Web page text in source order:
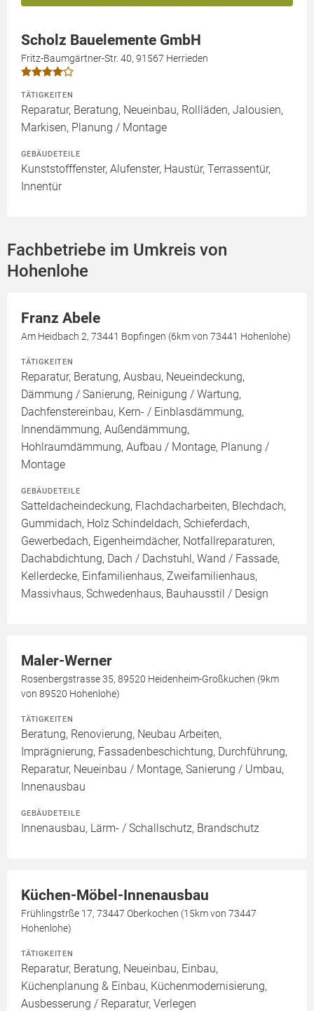
Scholz Bauelemente GmbH
Fritz-Baumgärtner-Str. 40, 91567 Herrieden
TÄTIGKEITEN
Reparatur, Beratung, Neueinbau, Rollläden, Jalousien,
Markisen, Planung / Montage
GEBÄUDETEILE
Kunststofffenster, Alufenster, Haustür, Terrassentür,
Innentür
Fachbetriebe im Umkreis von
Hohenlohe
Franz Abele
Am Heidbach 2, 73441 Bopfingen (6km von 73441 Hohenlohe)
TÄTIGKEITEN
Reparatur, Beratung, Ausbau, Neueindeckung,
Dämmung / Sanierung, Reinigung / Wartung,
Dachfenstereinbau, Kern- / Einblasdämmung,
Innendämmung, Außendämmung,
Hohlraumdämmung, Aufbau / Montage, Planung /
Montage
GEBÄUDETEILE
Satteldacheindeckung, Flachdacharbeiten, Blechdach,
Gummidach, Holz Schindeldach, Schieferdach,
Gewerbedach, Eigenheimdächer, Notfallreparaturen,
Dachabdichtung, Dach / Dachstuhl, Wand / Fassade,
Kellerdecke, Einfamilienhaus, Zweifamilienhaus,
Massivhaus, Schwedenhaus, Bauhausstil / Design
Maler-Werner
Rosenbergstrasse 35, 89520 Heidenheim-Großkuchen (9km
von 89520 Hohenlohe)
TÄTIGKEITEN
Beratung, Renovierung, Neubau Arbeiten,
Imprägnierung, Fassadenbeschichtung, Durchführung,
Reparatur, Neueinbau / Montage, Sanierung / Umbau,
Innenausbau
GEBÄUDETEILE
Innenausbau, Lärm- / Schallschutz, Brandschutz
Küchen-Möbel-Innenausbau
Frühlingstrße 17, 73447 Oberkochen (15km von 73447
Hohenlohe)
TÄTIGKEITEN
Reparatur, Beratung, Neueinbau, Einbau,
Küchenplanung & Einbau, Küchenmodernisierung,
Ausbesserung / Reparatur, Verlegen